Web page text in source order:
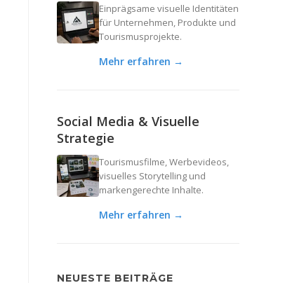
Einprägsame visuelle Identitäten
für Unternehmen, Produkte und
Tourismusprojekte.
Mehr erfahren →
Social Media & Visuelle
Strategie
Tourismusfilme, Werbevideos,
visuelles Storytelling und
markengerechte Inhalte.
Mehr erfahren →
NEUESTE BEITRÄGE